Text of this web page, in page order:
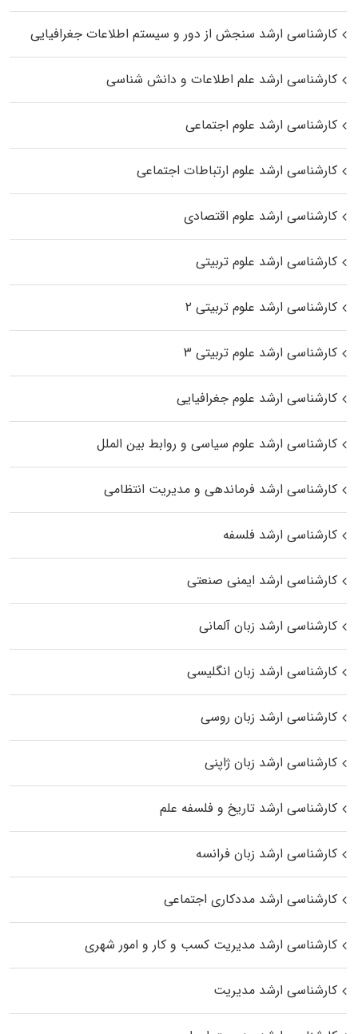
کارشناسی ارشد سنجش از دور و سیستم اطلاعات جغرافیایی
کارشناسی ارشد علم اطلاعات و دانش شناسی
کارشناسی ارشد علوم اجتماعی
کارشناسی ارشد علوم ارتباطات اجتماعی
کارشناسی ارشد علوم اقتصادی
کارشناسی ارشد علوم تربیتی
کارشناسی ارشد علوم تربیتی ۲
کارشناسی ارشد علوم تربیتی ۳
کارشناسی ارشد علوم جغرافیایی
کارشناسی ارشد علوم سیاسی و روابط بین الملل
کارشناسی ارشد فرماندهی و مدیریت انتظامی
کارشناسی ارشد فلسفه
کارشناسی ارشد ایمنی صنعتی
کارشناسی ارشد زبان آلمانی
کارشناسی ارشد زبان انگلیسی
کارشناسی ارشد زبان روسی
کارشناسی ارشد زبان ژاپنی
کارشناسی ارشد تاریخ و فلسفه علم
کارشناسی ارشد زبان فرانسه
کارشناسی ارشد مددکاری اجتماعی
کارشناسی ارشد مدیریت کسب و کار و امور شهری
کارشناسی ارشد مدیریت